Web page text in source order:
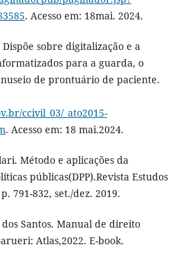
. Acesso em: 18mai. 2024.
sobre digitalização e a
para a guarda, o
de prontuário de paciente.
ccivil_03/_ato2015-
. Acesso em: 18 mai.2024.
Método e aplicações da
públicas(DPP).Revista Estudos
791-832, set./dez. 2019.
dos Santos. Manual de direito
Atlas,2022. E-book.